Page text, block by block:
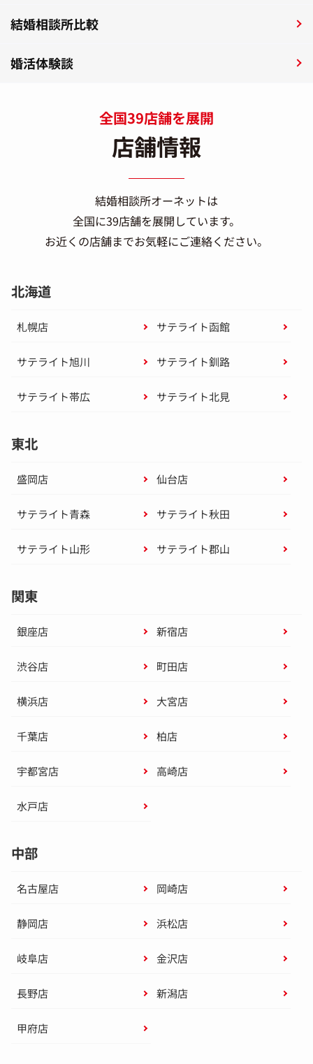
結婚相談所比較
婚活体験談
全国39店舗を展開
店舗情報
結婚相談所オーネットは
全国に39店舗を展開しています。
お近くの店舗までお気軽にご連絡ください。
北海道
札幌店 サテライト函館
サテライト旭川 サテライト釧路
サテライト帯広 サテライト北見
東北
盛岡店 仙台店
サテライト青森 サテライト秋田
サテライト山形 サテライト郡山
関東
銀座店 新宿店
渋谷店 町田店
横浜店 大宮店
千葉店 柏店
宇都宮店 高崎店
水戸店
中部
名古屋店 岡崎店
静岡店 浜松店
岐阜店 金沢店
長野店 新潟店
甲府店